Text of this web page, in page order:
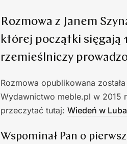
Rozmowa z Janem
której początki sięgają
rzemieślniczy
Rozmowa opublikowana
Wydawnictwo meble.pl w 2015
przeczytać tutaj: Wiedeń w
Wspominał Pan o